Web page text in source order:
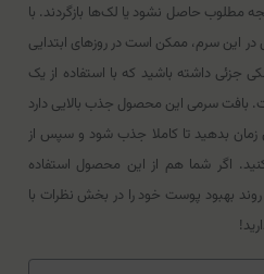
حاصل نشود یا لک‌ها بازگردند. با
در این سرم، ممکن است در روزهای ابتدایی
داشته باشید که با استفاده از یک
بافت سرمی این محصول جذب بالایی دارد
زمان بدهید تا کاملا جذب شود و سپس از
اگر شما هم از این محصول استفاده
بهبود پوست خود را در بخش نظرات با